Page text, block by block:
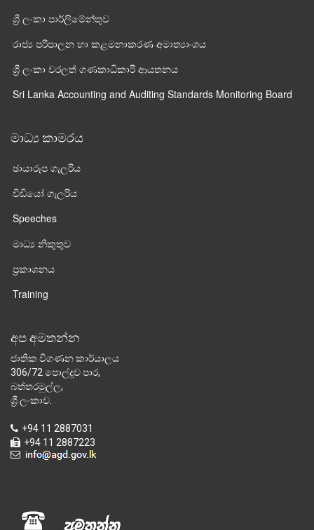
ශ්‍රී ලංකා පාර්ලි‌මේන්තුව
රාජ්‍ය පරිපාලන හා කළමනාකරණ අමාත්‍යාංශය
ශ්‍රී ලංකා වරලත් ගණකාධිකාරී ආයතනය
Sri Lanka Accounting and Auditing Standards Monitoring Board
මාධ්‍ය කාමරය
ඡායාරූප ගැලරිය
වීඩියෝ ගැලරිය
Speeches
මාධ්‍ය නිකුතුව
ප්‍රකාශනය
Training
අප අමතන්න
ජාතික විගණන කාර්යාලය
306/72 පොල්දූව පාර,
බත්තරමුල්ල,
ශ්‍රී ලංකාව.
+94 11 2887031
+94 11 2887223